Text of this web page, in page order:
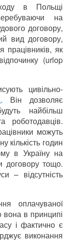
в Польщі
на
договору,
вид договору,
працівників, як
(urlop
цивільно-
. Він дозволяє
найбільш
роботодавців.
можуть
кількість годин
в Україну на
договору тощо.
– відсутність
оплачуваної
вона в принципі
і фактично є
виконання